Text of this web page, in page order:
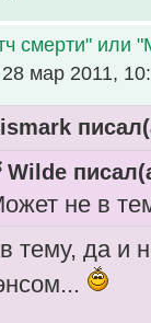
смерти" или
28 мар 2011,
Wilde
не в
тему, да и